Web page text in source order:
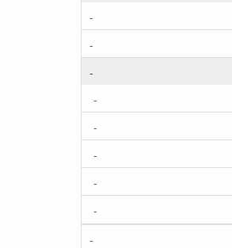
-
-
-
-
-
-
-
-
-